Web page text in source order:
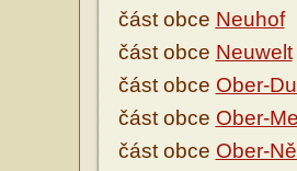
část obce Neuhof
část obce Neuwelt
část obce Ober-
část obce Ober-
část obce Ober-